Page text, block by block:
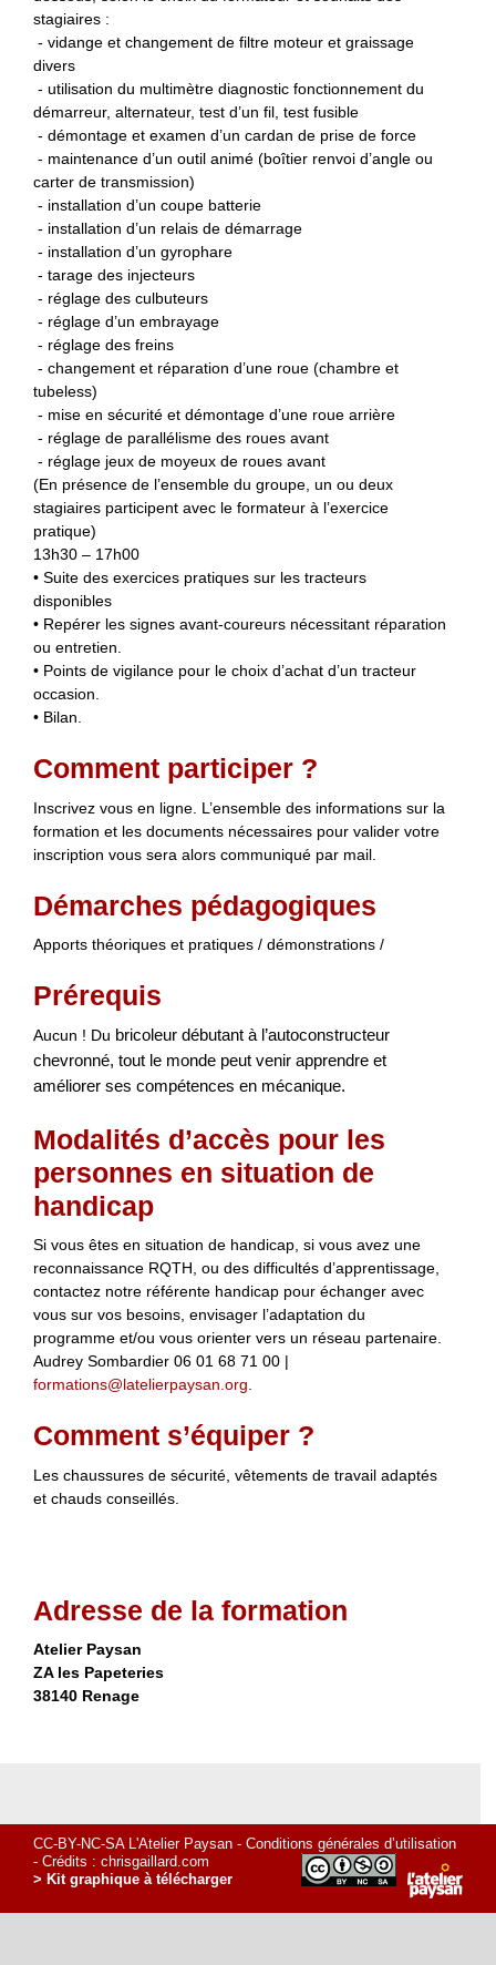
stagiaires :
- vidange et changement de filtre moteur et graissage
divers
- utilisation du multimètre diagnostic fonctionnement du
démarreur, alternateur, test d’un fil, test fusible
- démontage et examen d’un cardan de prise de force
- maintenance d’un outil animé (boîtier renvoi d’angle ou
carter de transmission)
- installation d’un coupe batterie
- installation d’un relais de démarrage
- installation d’un gyrophare
- tarage des injecteurs
- réglage des culbuteurs
- réglage d’un embrayage
- réglage des freins
- changement et réparation d’une roue (chambre et
tubeless)
- mise en sécurité et démontage d’une roue arrière
- réglage de parallélisme des roues avant
- réglage jeux de moyeux de roues avant
(En présence de l’ensemble du groupe, un ou deux
stagiaires participent avec le formateur à l’exercice
pratique)
13h30 – 17h00
• Suite des exercices pratiques sur les tracteurs
disponibles
• Repérer les signes avant-coureurs nécessitant réparation
ou entretien.
• Points de vigilance pour le choix d’achat d’un tracteur
occasion.
• Bilan.
Comment participer ?
Inscrivez vous en ligne. L’ensemble des informations sur la
formation et les documents nécessaires pour valider votre
inscription vous sera alors communiqué par mail.
Démarches pédagogiques
Apports théoriques et pratiques / démonstrations /
Prérequis
Aucun ! Du bricoleur débutant à l’autoconstructeur
chevronné, tout le monde peut venir apprendre et
améliorer ses compétences en mécanique.
Modalités d’accès pour les
personnes en situation de
handicap
Si vous êtes en situation de handicap, si vous avez une
reconnaissance RQTH, ou des difficultés d’apprentissage,
contactez notre référente handicap pour échanger avec
vous sur vos besoins, envisager l’adaptation du
programme et/ou vous orienter vers un réseau partenaire.
Audrey Sombardier 06 01 68 71 00 |
formations@latelierpaysan.org.
Comment s’équiper ?
Les chaussures de sécurité, vêtements de travail adaptés
et chauds conseillés.
Adresse de la formation
Atelier Paysan
ZA les Papeteries
38140 Renage
CC-BY-NC-SA L'Atelier Paysan - Conditions générales d’utilisation
- Crédits : chrisgaillard.com
> Kit graphique à télécharger